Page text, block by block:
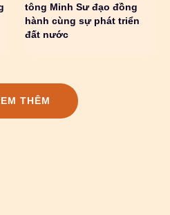
tông Minh Sư đạo đồng
hành cùng sự phát triển
đất nước
THÊM